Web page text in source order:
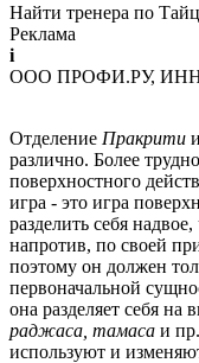
Найти тренера по
Реклама
i
ООО ПРОФИ.РУ, ИНН
Отделение Пракрити и
различно. Более
поверхностного
игра - это игра
разделить себя
напротив, по своей
поэтому он должен
первоначальной
она разделяет себя
раджаса, тамаса и
используют и